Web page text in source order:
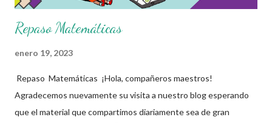
Repaso Matemáticas
enero 19, 2023
Repaso Matemáticas ¡Hola, compañeros maestros!
Agradecemos nuevamente su visita a nuestro blog esperando
que el material que compartimos diariamente sea de gran